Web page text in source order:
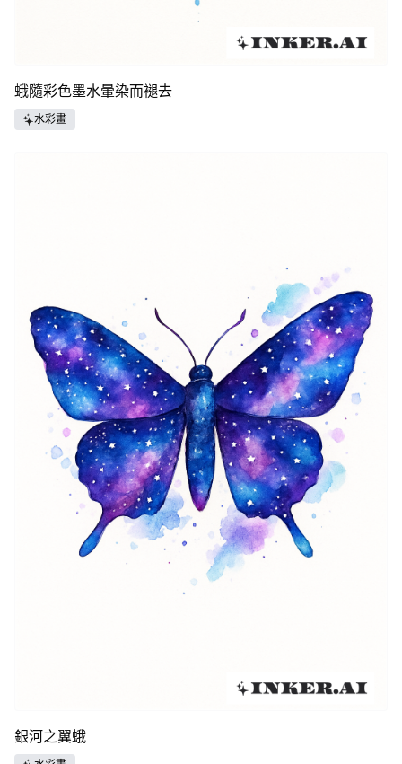
蛾隨彩色墨水暈染而褪去
水彩畫
銀河之翼蛾